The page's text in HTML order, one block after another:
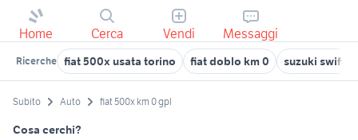
Home Cerca Vendi Messaggi
Ricerche fiat 500x usata torino fiat doblo km 0 suzuki swift
Subito Auto fiat 500x km 0 gpl
Cosa cerchi?